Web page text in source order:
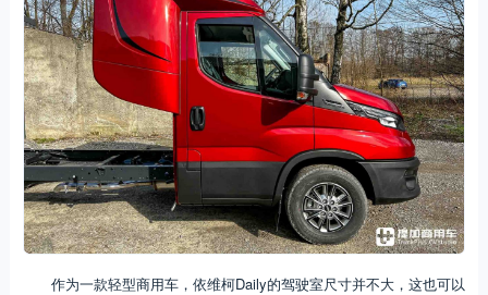
作为一款轻型商用车，依维柯Daily的驾驶室尺寸并不大，这也可以